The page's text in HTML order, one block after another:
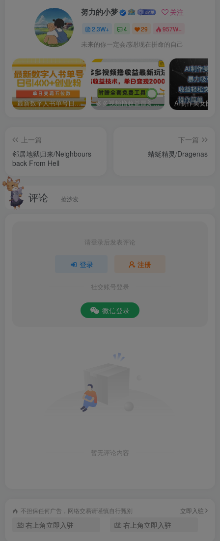
努力的小梦 关注
2.3W+ 4 29 957W+
未来的你一定会感谢现在拼命的自己
最新数字人书单号日400+创业粉，单日变现五位数，市面卖5980附软件和详… 多多视频撸收益最新玩法，高收益技术，单日变现2000+，附赠全套技术资料
上一篇
邻居地狱归来/Neighbours
back From Hell
下一篇
蜻蜓精灵/Dragenas
评论 抢沙发
请登录后发表评论
登录 注册
社交账号登录
微信登录
暂无评论内容
不担保任何广告，网络交易请谨慎自行甄别 立即入驻
右上角立即入驻 右上角立即入驻